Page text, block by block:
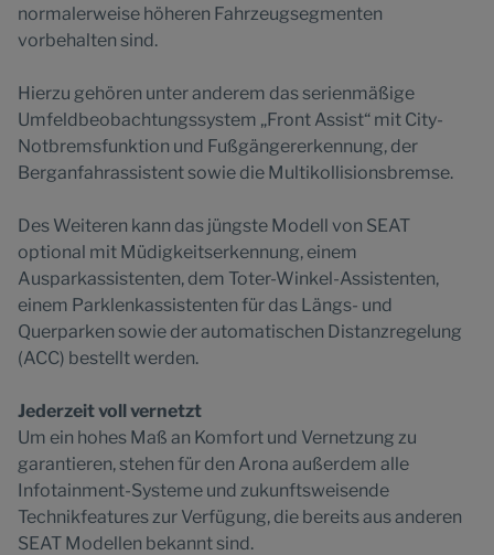
normalerweise höheren Fahrzeugsegmenten
vorbehalten sind.
Hierzu gehören unter anderem das serienmäßige
Umfeldbeobachtungssystem „Front Assist“ mit City-
Notbremsfunktion und Fußgängererkennung, der
Berganfahrassistent sowie die Multikollisionsbremse.
Des Weiteren kann das jüngste Modell von SEAT
optional mit Müdigkeitserkennung, einem
Ausparkassistenten, dem Toter-Winkel-Assistenten,
einem Parklenkassistenten für das Längs- und
Querparken sowie der automatischen Distanzregelung
(ACC) bestellt werden.
Jederzeit voll vernetzt
Um ein hohes Maß an Komfort und Vernetzung zu
garantieren, stehen für den Arona außerdem alle
Infotainment-Systeme und zukunftsweisende
Technikfeatures zur Verfügung, die bereits aus anderen
SEAT Modellen bekannt sind.